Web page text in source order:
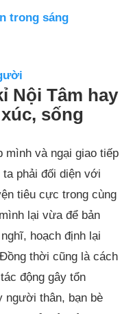
trong sáng
Nội Tâm hay
sống
mình và ngại giao tiếp
phải đối diện với
tiêu cực trong cùng
lại vừa để bản
hoạch định lại
thời cũng là cách
động gây tổn
người thân, bạn bè